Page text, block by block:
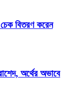
বিতরণ করেন
অর্থের অভাবে